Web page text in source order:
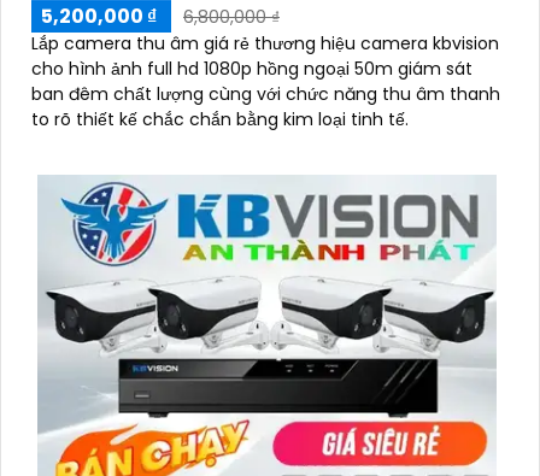
5,200,000 ₫
6,800,000 ₫
Lắp camera thu âm giá rẻ thương hiệu camera kbvision
cho hình ảnh full hd 1080p hồng ngoại 50m giám sát
ban đêm chất lượng cùng với chức năng thu âm thanh
to rõ thiết kế chắc chắn bằng kim loại tinh tế.